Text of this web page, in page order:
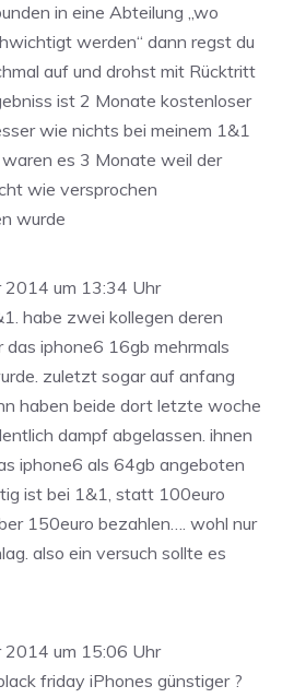
in eine Abteilung „wo
werden“ dann regst du
auf und drohst mit Rücktritt
ist 2 Monate kostenloser
wie nichts bei meinem 1&1
es 3 Monate weil der
wie versprochen
wurde
2014 um 13:34 Uhr
habe zwei kollegen deren
das iphone6 16gb mehrmals
zuletzt sogar auf anfang
haben beide dort letzte woche
dampf abgelassen. ihnen
iphone6 als 64gb angeboten
ist bei 1&1, statt 100euro
150euro bezahlen…. wohl nur
also ein versuch sollte es
2014 um 15:06 Uhr
friday iPhones günstiger ?